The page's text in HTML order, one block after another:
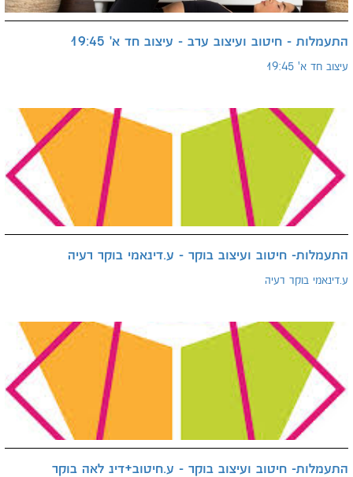
התעמלות - חיטוב ועיצוב ערב - עיצוב חד א' 19:45
עיצוב חד א' 19:45
התעמלות- חיטוב ועיצוב בוקר - ע.דינאמי בוקר רעיה
ע.דינאמי בוקר רעיה
התעמלות- חיטוב ועיצוב בוקר - ע.חיטוב+דינ לאה בוקר